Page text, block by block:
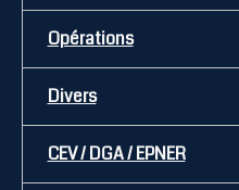
Opérations
Divers
CEV / DGA / EPNER